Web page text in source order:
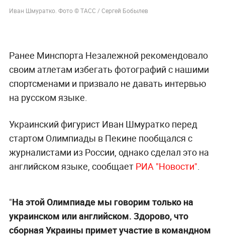
Иван Шмуратко. Фото © ТАСС / Сергей Бобылев
Ранее Минспорта Незалежной рекомендовало
своим атлетам избегать фотографий с нашими
спортсменами и призвало не давать интервью
на русском языке.
Украинский фигурист Иван Шмуратко перед
стартом Олимпиады в Пекине пообщался с
журналистами из России, однако сделал это на
английском языке, сообщает РИА "Новости".
"На этой Олимпиаде мы говорим только на
украинском или английском. Здорово, что
сборная Украины примет участие в командном